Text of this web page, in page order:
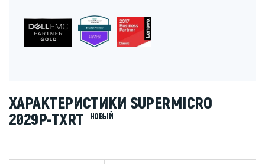
ХАРАКТЕРИСТИКИ SUPERMICRO
2029P-TXRT
НОВЫЙ